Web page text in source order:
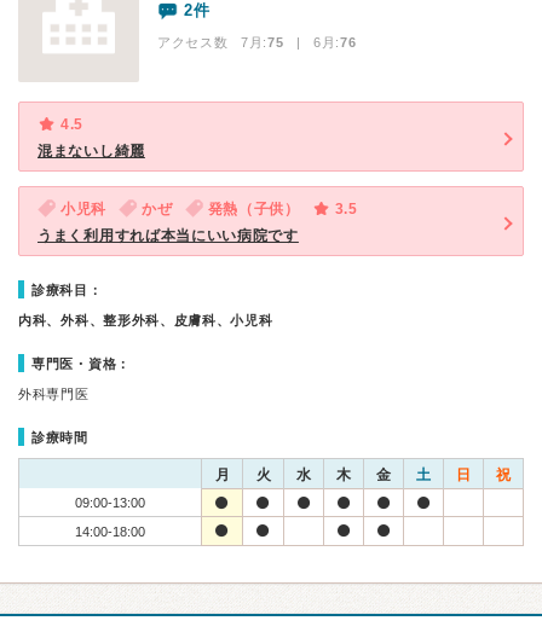
2件
アクセス数 7月:75 | 6月:76
4.5
混まないし綺麗
小児科 かぜ 発熱（子供）
3.5
うまく利用すれば本当にいい病院です
診療科目：
内科、外科、整形外科、皮膚科、小児科
専門医・資格：
外科専門医
診療時間
月 火 水 木 金 土 日 祝
09:00-13:00
14:00-18:00